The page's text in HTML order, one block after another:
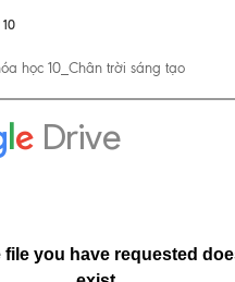
10
học 10_Chân trời sáng tạo